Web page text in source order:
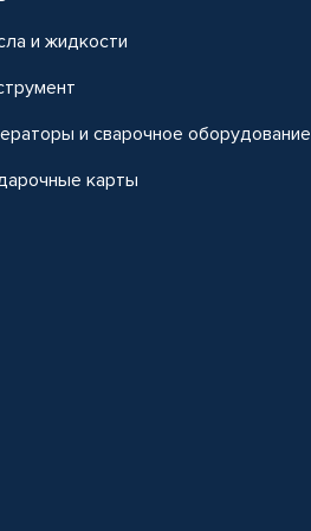
и жидкости
и сварочное оборудование
карты